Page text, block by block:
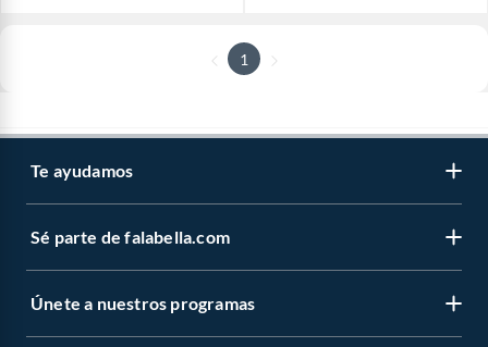
1
Te ayudamos
Sé parte de falabella.com
Únete a nuestros programas